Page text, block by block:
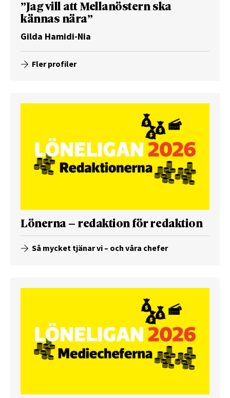
”Jag vill att Mellanöstern ska
kännas nära”
Gilda Hamidi-Nia
Fler profiler
Lönerna – redaktion för redaktion
Så mycket tjänar vi – och våra chefer